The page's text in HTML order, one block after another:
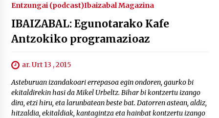
Entzungai (podcast)Ibaizabal Magazina
IBAIZABAL: Egunotarako Kafe
Antzokiko programazioaz
ar. Urt 13 , 2015
Asteburuan izandakoari errepasoa egin ondoren, gaurko bi
ekitaldirekin hasi da Mikel Urbeltz. Bihar bi kontzertu izango
dira, etzi hiru, eta larunbatean beste bat. Datorren astean, aldiz,
hitzaldia, ekitaldiak, kantagintza eta hainbat kontzertu izango